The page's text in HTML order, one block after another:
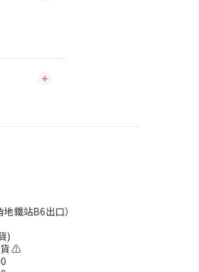
鐵站B6出口）
)
⚠